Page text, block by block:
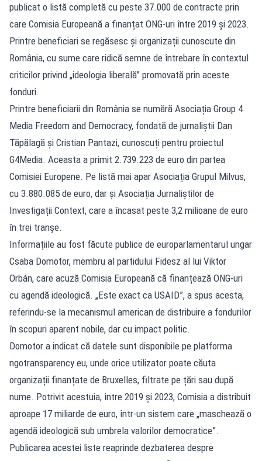
publicat o listă completă cu peste 37.000 de contracte prin
care Comisia Europeană a finanțat ONG-uri între 2019 și 2023.
Printre beneficiari se regăsesc și organizații cunoscute din
România, cu sume care ridică semne de întrebare în contextul
criticilor privind „ideologia liberală” promovată prin aceste
fonduri.
Printre beneficiarii din România se numără Asociația Group 4
Media Freedom and Democracy, fondată de jurnaliștii Dan
Tăpălagă și Cristian Pantazi, cunoscuți pentru proiectul
G4Media. Aceasta a primit 2.739.223 de euro din partea
Comisiei Europene. Pe listă mai apar Asociația Grupul Milvus,
cu 3.880.085 de euro, dar și Asociația Jurnaliștilor de
Investigații Context, care a încasat peste 3,2 milioane de euro
în trei tranșe.
Informațiile au fost făcute publice de europarlamentarul ungar
Csaba Domotor, membru al partidului Fidesz al lui Viktor
Orbán, care acuză Comisia Europeană că finanțează ONG-uri
cu agendă ideologică. „Este exact ca USAID”, a spus acesta,
referindu-se la mecanismul american de distribuire a fondurilor
în scopuri aparent nobile, dar cu impact politic.
Domotor a indicat că datele sunt disponibile pe platforma
ngotransparency.eu, unde orice utilizator poate căuta
organizații finanțate de Bruxelles, filtrate pe țări sau după
nume. Potrivit acestuia, între 2019 și 2023, Comisia a distribuit
aproape 17 miliarde de euro, într-un sistem care „maschează o
agendă ideologică sub umbrela valorilor democratice”.
Publicarea acestei liste reaprinde dezbaterea despre